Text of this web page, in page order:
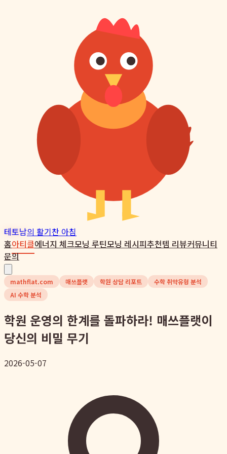
테토남의 활기찬 아침
홈아티클에너지 체크모닝 루틴모닝 레시피추천템 리뷰커뮤니티
문의
mathflat.com 매쓰플랫 학원 상담 리포트
수학 취약유형 분석
AI 수학 분석
학원 운영의 한계를 돌파하라! 매쓰플랫이
당신의 비밀 무기
2026-05-07